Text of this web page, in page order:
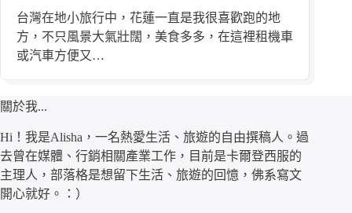
台灣在地小旅行中，花蓮一直是我很喜歡跑的地
方，不只風景大氣壯闊，美食多多，在這裡租機車
或汽車方便又…
關於我...
Hi！我是Alisha，一名熱愛生活、旅遊的自由撰稿人。過
去曾在媒體、行銷相關產業工作，目前是卡爾登西服的
主理人，部落格是想留下生活、旅遊的回憶，佛系寫文
開心就好。：）